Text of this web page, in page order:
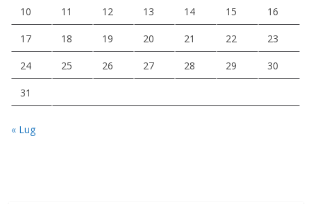
10 11 12 13 14 15 16
17 18 19 20 21 22 23
24 25 26 27 28 29 30
31
« Lug